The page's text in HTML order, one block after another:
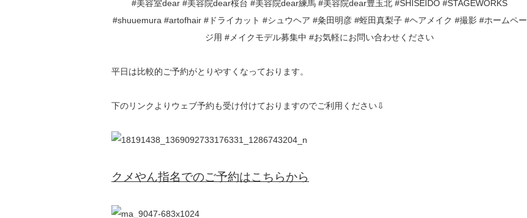
#美容室dear #美容院dear桜台 #美容院dear練馬 #美容院dear豊玉北 #SHISEIDO #STAGEWORKS
#shuuemura #artofhair #ドライカット #シュウヘア #粂田明彦 #蛭田真梨子 #ヘアメイク #撮影 #ホームペー
ジ用 #メイクモデル募集中 #お気軽にお問い合わせください
平日は比較的ご予約がとりやすくなっております。
下のリンクよりウェブ予約も受け付けておりますのでご利用ください⇩
クメやん指名でのご予約はこちらから